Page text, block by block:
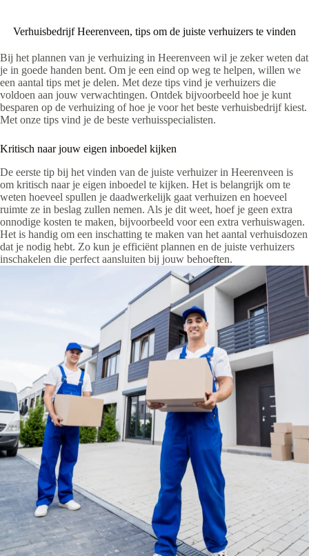
Verhuisbedrijf Heerenveen, tips om de juiste verhuizers te vinden
Bij het plannen van je verhuizing in Heerenveen wil je zeker weten dat
je in goede handen bent. Om je een eind op weg te helpen, willen we
een aantal tips met je delen. Met deze tips vind je verhuizers die
voldoen aan jouw verwachtingen. Ontdek bijvoorbeeld hoe je kunt
besparen op de verhuizing of hoe je voor het beste verhuisbedrijf kiest.
Met onze tips vind je de beste verhuisspecialisten.
Kritisch naar jouw eigen inboedel kijken
De eerste tip bij het vinden van de juiste verhuizer in Heerenveen is
om kritisch naar je eigen inboedel te kijken. Het is belangrijk om te
weten hoeveel spullen je daadwerkelijk gaat verhuizen en hoeveel
ruimte ze in beslag zullen nemen. Als je dit weet, hoef je geen extra
onnodige kosten te maken, bijvoorbeeld voor een extra verhuiswagen.
Het is handig om een inschatting te maken van het aantal verhuisdozen
dat je nodig hebt. Zo kun je efficiënt plannen en de juiste verhuizers
inschakelen die perfect aansluiten bij jouw behoeften.